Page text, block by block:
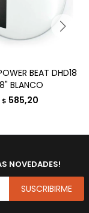
BEAT DHD18
BLANCO
$ 585,20
NOVEDADES!
SUSCRIBIRME